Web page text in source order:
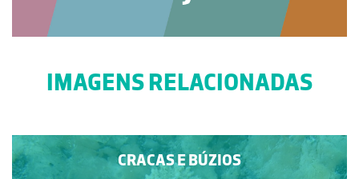
IMAGENS RELACIONADAS
CRACAS E BÚZIOS